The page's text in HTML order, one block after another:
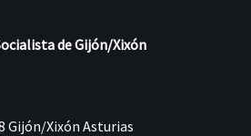
de Gijón/Xixón
Gijón/Xixón Asturias